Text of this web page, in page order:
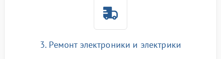
3. Ремонт электроники и электрики